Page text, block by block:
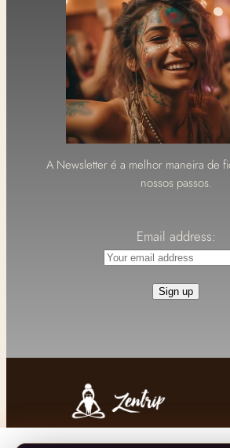
A Newsletter é a melhor maneira de
nossos passos.
Email address: